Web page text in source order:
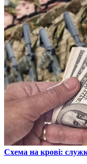
​Схема на крові: